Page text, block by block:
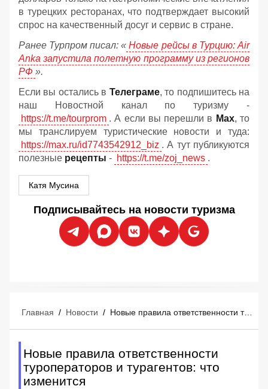
в турецких ресторанах, что подтверждает высокий
спрос на качественный досуг и сервис в стране.
Ранее Турпром писал: « Новые рейсы в Турцию: Air
Anka запустила полетную программу из регионов
РФ ».
Если вы остались в Телеграме, то подпишитесь на
наш Новостной канал по туризму -
https://t.me/tourprom . А если вы перешли в Мах, то
мы транслируем туристические новости и туда:
https://max.ru/id7743542912_biz . А тут публикуются
полезные рецепты - https://t.me/zoj_news .
Катя Мусина
Подписывайтесь на новости туризма
Главная / Новости / Новые правила ответственности туроператоров и турагентов: что изменится
Новые правила ответственности
туроператоров и турагентов: что
изменится